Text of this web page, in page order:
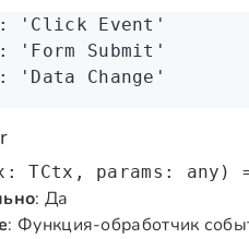
:
'Click Event'
:
'Form Submit'
: 'Data Change'
TCtx, params: any)
: Да
: Функция-обработчик